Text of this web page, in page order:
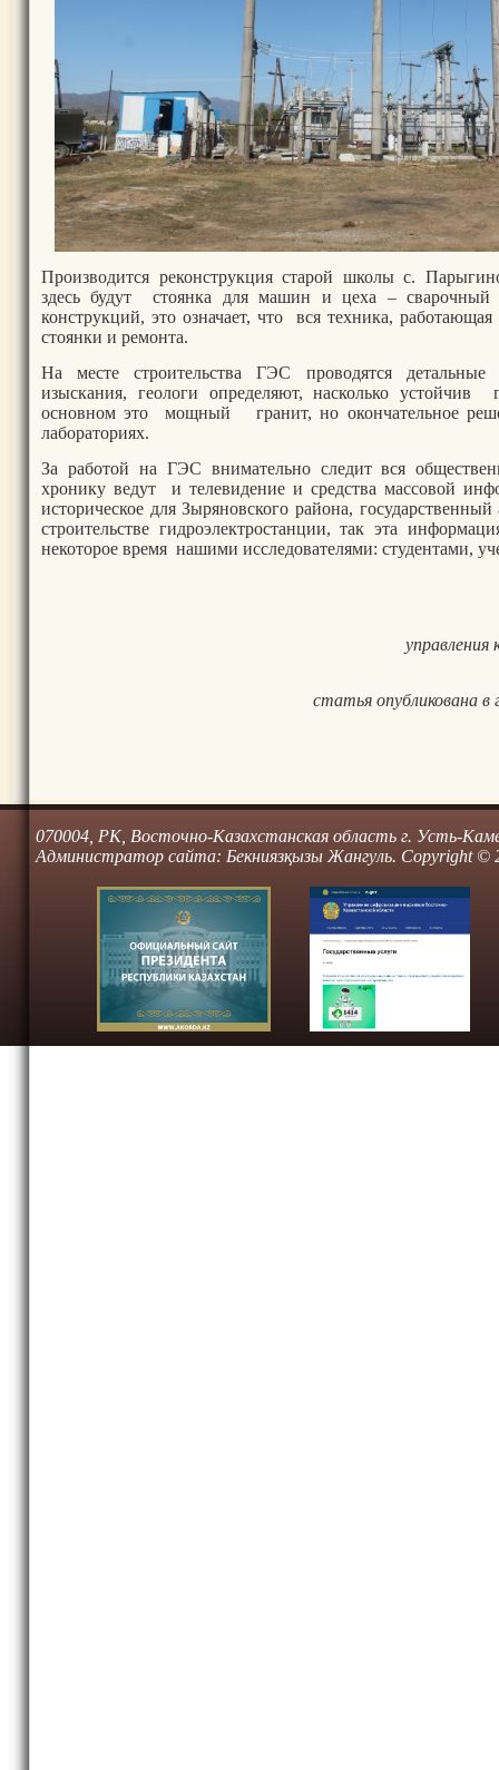
Производится реконструкция старой школы с.
здесь будут стоянка для машин и цеха – сварочный
конструкций, это означает, что вся техника,
стоянки и ремонта.
На месте строительства ГЭС проводятся детальные
изыскания, геологи определяют, насколько
основном это мощный гранит, но окончательное
лабораториях.
За работой на ГЭС внимательно следит вся
хронику ведут и телевидение и средства массовой
историческое для Зыряновского района,
строительстве гидроэлектростанции, так эта
некоторое время нашими исследователями: студентами,
управления
статья опубликована
070004, РК, Восточно-Казахстанская область г. Усть-
Администратор сайта: Бекниязқызы Жангуль. Copyright ©